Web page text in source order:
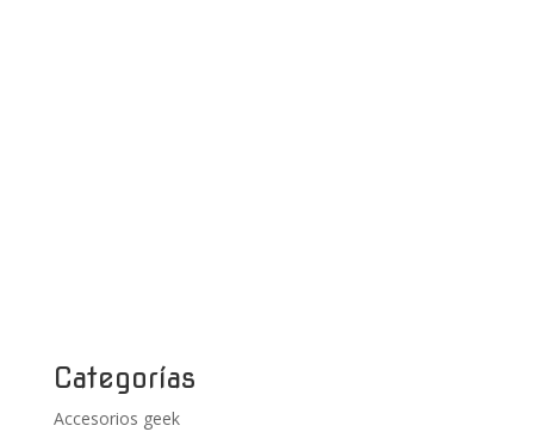
Categorías
Accesorios geek